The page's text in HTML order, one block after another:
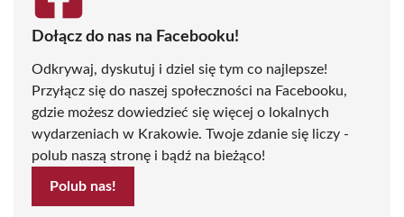
Dołącz do nas na Facebooku!
Odkrywaj, dyskutuj i dziel się tym co najlepsze!
Przyłącz się do naszej społeczności na Facebooku,
gdzie możesz dowiedzieć się więcej o lokalnych
wydarzeniach w Krakowie. Twoje zdanie się liczy -
polub naszą stronę i bądź na bieżąco!
Polub nas!